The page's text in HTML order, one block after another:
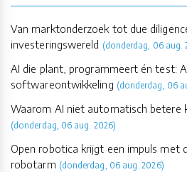
Van marktonderzoek tot due
investeringswereld (donderdag, 06 aug.
AI die plant, programmeert én test:
softwareontwikkeling (donderdag, 06
Waarom AI niet automatisch betere
(donderdag, 06 aug. 2026)
Open robotica krijgt een impuls met
robotarm (donderdag, 06 aug. 2026)